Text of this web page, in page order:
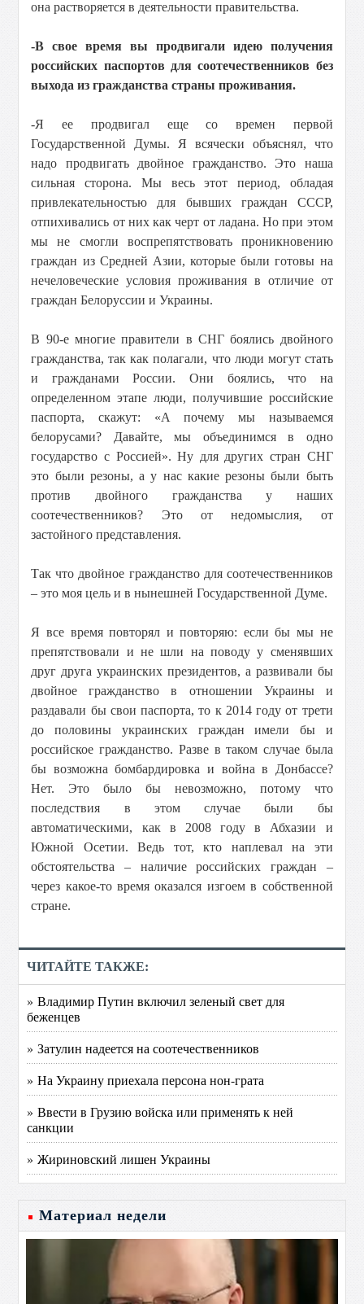
она растворяется в деятельности правительства.
-В свое время вы продвигали идею получения
российских паспортов для соотечественников без
выхода из гражданства страны проживания.
-Я ее продвигал еще со времен первой
Государственной Думы. Я всячески объяснял, что
надо продвигать двойное гражданство. Это наша
сильная сторона. Мы весь этот период, обладая
привлекательностью для бывших граждан СССР,
отпихивались от них как черт от ладана. Но при этом
мы не смогли воспрепятствовать проникновению
граждан из Средней Азии, которые были готовы на
нечеловеческие условия проживания в отличие от
граждан Белоруссии и Украины.
В 90-е многие правители в СНГ боялись двойного
гражданства, так как полагали, что люди могут стать
и гражданами России. Они боялись, что на
определенном этапе люди, получившие российские
паспорта, скажут: «А почему мы называемся
белорусами? Давайте, мы объединимся в одно
государство с Россией». Ну для других стран СНГ
это были резоны, а у нас какие резоны были быть
против двойного гражданства у наших
соотечественников? Это от недомыслия, от
застойного представления.
Так что двойное гражданство для соотечественников
– это моя цель и в нынешней Государственной Думе.
Я все время повторял и повторяю: если бы мы не
препятствовали и не шли на поводу у сменявших
друг друга украинских президентов, а развивали бы
двойное гражданство в отношении Украины и
раздавали бы свои паспорта, то к 2014 году от трети
до половины украинских граждан имели бы и
российское гражданство. Разве в таком случае была
бы возможна бомбардировка и война в Донбассе?
Нет. Это было бы невозможно, потому что
последствия в этом случае были бы
автоматическими, как в 2008 году в Абхазии и
Южной Осетии. Ведь тот, кто наплевал на эти
обстоятельства – наличие российских граждан –
через какое-то время оказался изгоем в собственной
стране.
ЧИТАЙТЕ ТАКЖЕ:
» Владимир Путин включил зеленый свет для
беженцев
» Затулин надеется на соотечественников
» На Украину приехала персона нон-грата
» Ввести в Грузию войска или применять к ней
санкции
» Жириновский лишен Украины
Материал недели